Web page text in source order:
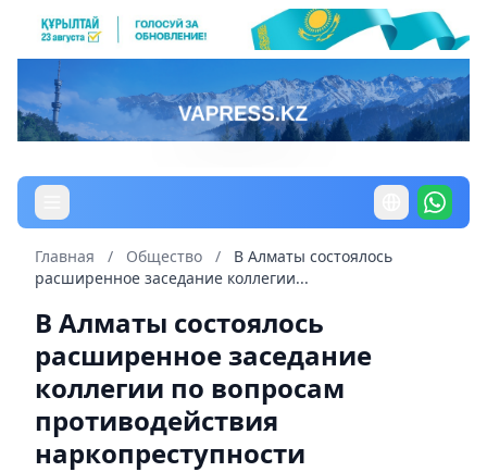
Главная / Общество /
В Алматы состоялось
расширенное заседание коллегии...
В Алматы состоялось
расширенное заседание
коллегии по вопросам
противодействия
наркопреступности